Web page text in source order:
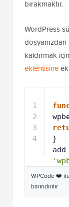
bırakmaktır.
WordPress
dosyanızdan
eklentisine
1
4
}